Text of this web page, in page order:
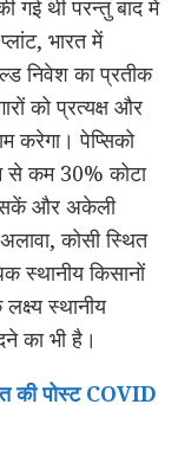
गई थी परन्तु बाद में
भारत में
निवेश का प्रतीक
को प्रत्यक्ष और
करेगा। पेप्सिको
से कम 30% कोटा
सकें और अकेली
कोसी स्थित
स्थानीय किसानों
स्थानीय
का भी है।
की पोस्ट COVID